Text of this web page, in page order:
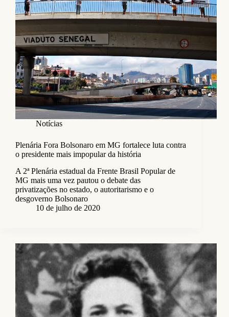
Notícias
Plenária Fora Bolsonaro em MG fortalece luta contra
o presidente mais impopular da história
A 2ª Plenária estadual da Frente Brasil Popular de
MG mais uma vez pautou o debate das
privatizações no estado, o autoritarismo e o
desgoverno Bolsonaro
10 de julho de 2020